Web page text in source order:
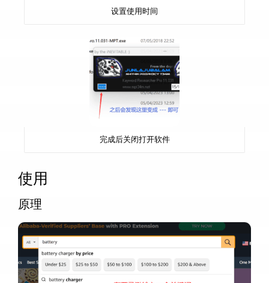
设置使用时间
完成后关闭打开软件
使用
原理